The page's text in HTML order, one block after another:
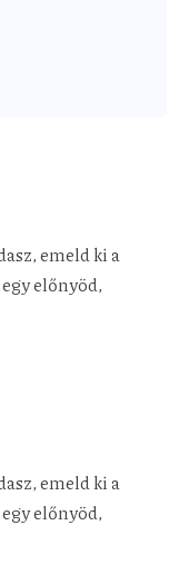
emeld ki a
előnyöd,
emeld ki a
előnyöd,